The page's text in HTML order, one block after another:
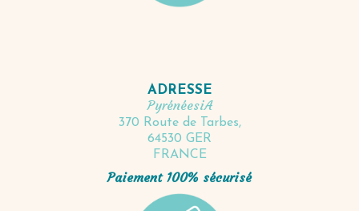
ADRESSE
PyrénéesiA
370 Route de Tarbes,
64530 GER
FRANCE
Paiement 100% sécurisé